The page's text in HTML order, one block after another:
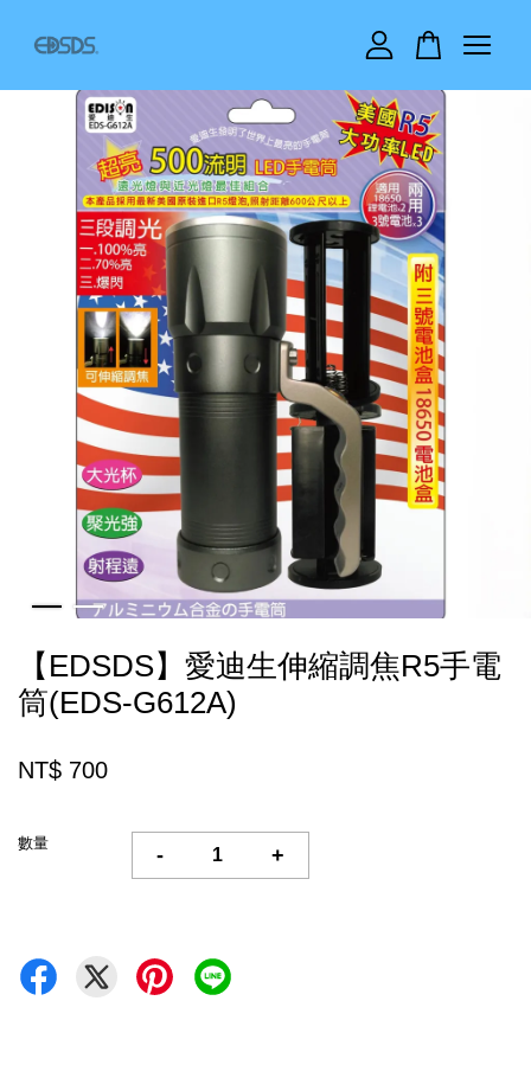
【EDSDS】愛迪生伸縮調焦R5手電
筒(EDS-G612A)
NT$ 700
數量
- +
您的購物車目前還是空的。
繼續購物